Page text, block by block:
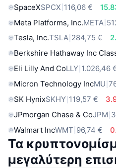
SpaceXSPCX 116,06 €
Meta Platforms, Inc.META
Tesla, Inc.TSLA 284,75 €
Berkshire Hathaway Inc
Eli Lilly And CoLLY 1.026,46
Micron Technology IncMU
SK HynixSKHY 119,57 €
JPmorgan Chase & CoJPM
Walmart IncWMT 96,74 €
Τα
μεγαλύτερη